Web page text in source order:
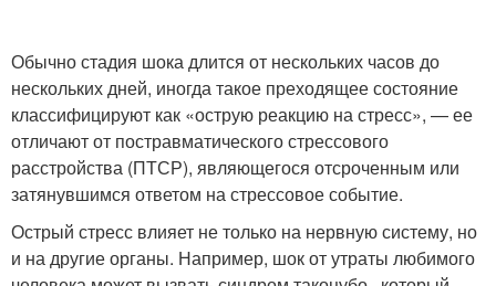
Обычно стадия шока длится от нескольких часов до
нескольких дней, иногда такое преходящее состояние
классифицируют как «острую реакцию на стресс», — ее
отличают от постравматического стрессового
расстройства (ПТСР), являющегося отсроченным или
затянувшимся ответом на стрессовое событие.
Острый стресс влияет не только на нервную систему, но
и на другие органы. Например, шок от утраты любимого